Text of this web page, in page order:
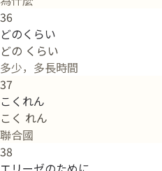
36
どのくらい
どの くらい
多少，多長時間
37
こくれん
こく れん
聯合國
38